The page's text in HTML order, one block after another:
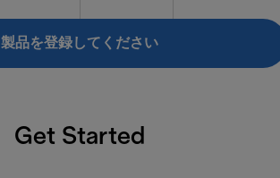
製品を登録してください
Get Started